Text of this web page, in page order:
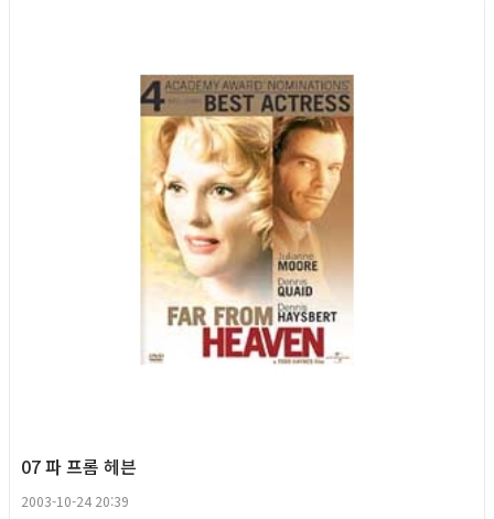
07 파 프롬 헤븐
2003-10-24 20:39